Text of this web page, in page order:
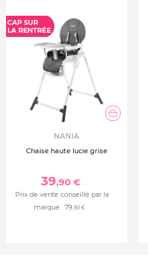
NANIA
Chaise haute lucie grise
39,90 €
Prix de vente conseillé par la
marque : 79,90 €